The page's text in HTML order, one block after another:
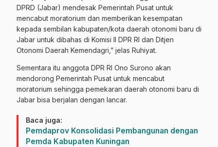
DPRD (Jabar) mendesak Pemerintah Pusat untuk
mencabut moratorium dan memberikan kesempatan
kepada sembilan kabupaten/kota daerah otonomi baru di
Jabar untuk dibahas di Komisi II DPR RI dan Ditjen
Otonomi Daerah Kemendagri,” jelas Ruhiyat.
Sementara itu anggota DPR RI Ono Surono akan
mendorong Pemerintah Pusat untuk mencabut
moratorium sehingga pemekaran daerah otonomi baru di
Jabar bisa berjalan dengan lancar.
Baca juga:
Pemdaprov Konsolidasi Pembangunan dengan
Pemda Kabupaten Kuningan